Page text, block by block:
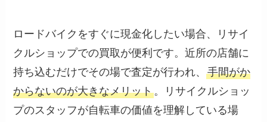
ロードバイクをすぐに現金化したい場合、リサイ
クルショップでの買取が便利です。近所の店舗に
持ち込むだけでその場で査定が行われ、手間がか
からないのが大きなメリット。リサイクルショッ
プのスタッフが自転車の価値を理解している場